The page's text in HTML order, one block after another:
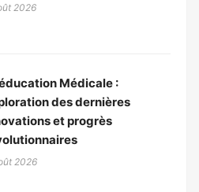
2026
Médicale :
des dernières
et progrès
2026